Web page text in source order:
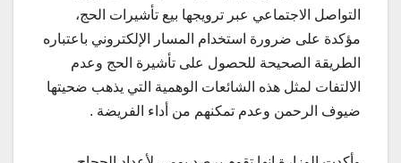
التواصل الاجتماعي عبر ترويجها بيع تأشيرات الحج،
مؤكدة على ضرورة استخدام المسار الإلكتروني باعتباره
الطريقة الصحيحة للحصول على تأشيرة الحج وعدم
الالتفات لمثل هذه الشائعات الوهمية التي يذهب ضحيتها
ضيوف الرحمن وعدم تمكنهم من أداء الفريضة .